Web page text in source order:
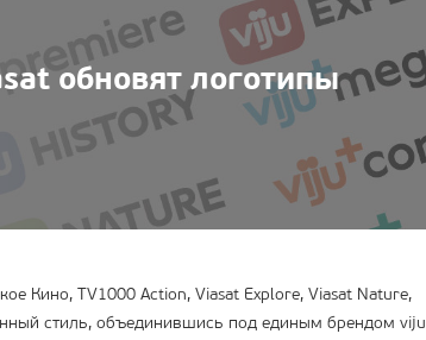
обновят логотипы
Кино, TV1000 Action, Viasat Explore, Viasat Nature,
стиль, объединившись под единым брендом viju